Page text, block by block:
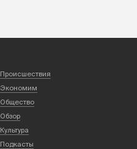
Происшествия
Экономим
Общество
Обзор
Культура
Подкасты